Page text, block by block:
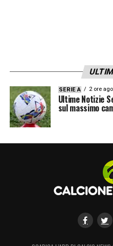
SERIE A 2 ore ago
Ultime Notizie
sul massimo